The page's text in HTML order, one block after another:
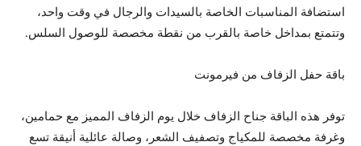
استضافة المناسبات الخاصة بالسيدات والرجال في وقت واحد،
وتتمتع بمداخل خاصة بالقرب من نقطة مخصصة للوصول السلس.
باقة حفل الزفاف من فيرمونت
توفر هذه الباقة جناح الزفاف خلال يوم الزفاف المميز مع حمامين،
وغرفة مخصصة للمكياج وتصفيف الشعر، وصالة عائلية أنيقة تسع